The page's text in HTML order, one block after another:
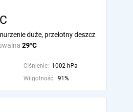
29°C
duże, przelotny deszcz
Ciśnienie: 1002 hPa
Wilgotność: 91%